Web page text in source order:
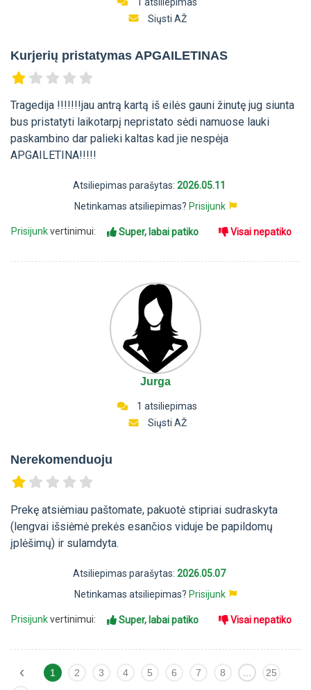
Siųsti AŽ
Kurjerių pristatymas APGAILETINAS
Tragedija !!!!!!!jau antrą kartą iš eilės gauni žinutę jug siunta
bus pristatyti laikotarpį nepristato sėdi namuose lauki
paskambino dar palieki kaltas kad jie nespėja
APGAILETINA!!!!!
Atsiliepimas parašytas: 2026.05.11
Netinkamas atsiliepimas? Prisijunk
Prisijunkvertinimui: Super, labai patiko Visai nepatiko
Jurga
1 atsiliepimas
Siųsti AŽ
Nerekomenduoju
Prekę atsiėmiau paštomate, pakuotė stipriai sudraskyta
(lengvai išsiėmė prekės esančios viduje be papildomų
įplėšimų) ir sulamdyta.
Atsiliepimas parašytas: 2026.05.07
Netinkamas atsiliepimas? Prisijunk
Prisijunkvertinimui: Super, labai patiko Visai nepatiko
‹ 1 2 3 4 5 6 7 8 ...
25